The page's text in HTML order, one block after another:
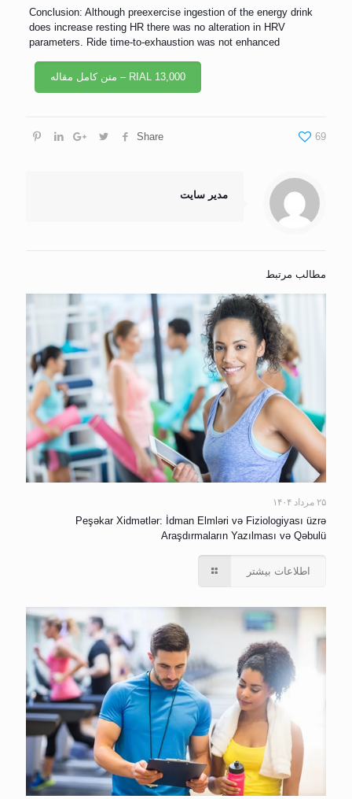
Conclusion: Although preexercise ingestion of the energy drink
does increase resting HR there was no alteration in HRV
parameters. Ride time-to-exhaustion was not enhanced
RIAL 13,000 – متن کامل مقاله
Share 69
مدیر سایت
مطالب مرتبط
۲۵ مرداد ۱۴۰۴
Peşəkar Xidmətlər: İdman Elmləri və Fiziologiyası üzrə
Araşdırmaların Yazılması və Qəbulü
اطلاعات بیشتر